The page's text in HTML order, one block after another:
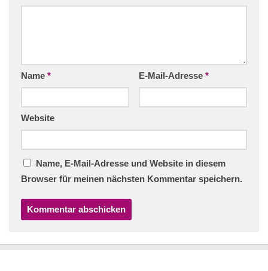
Name * E-Mail-Adresse *
Website
Name, E-Mail-Adresse und Website in diesem
Browser für meinen nächsten Kommentar speichern.